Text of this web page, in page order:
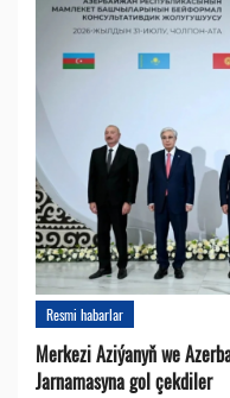
Resmi habarlar
Merkezi Aziýanyň we
Jarnamasyna gol çekdiler